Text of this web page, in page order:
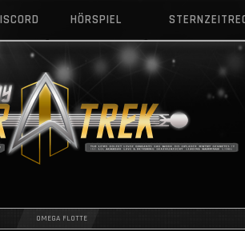
HÖRSPIEL
OMEGA FLOTTE